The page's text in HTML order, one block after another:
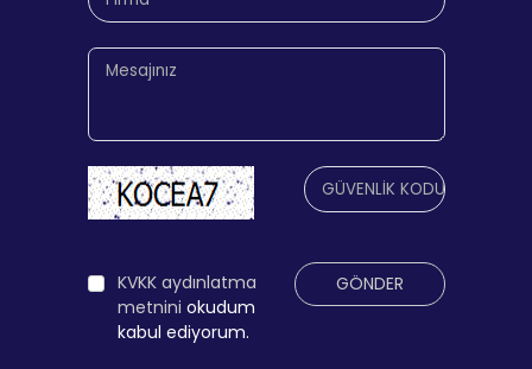
KVKK aydınlatma
metnini okudum
kabul ediyorum.
GÖNDER